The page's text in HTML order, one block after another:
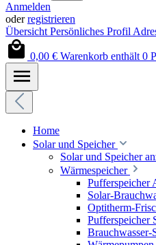
Anmelden
oderregistrieren
Übersicht Persönliches Profil
0,00 € Warenkorb enthält 0
Home
Solar und Speicher
Solar und Speicher
Wärmespeicher
Pufferspeicher
Solar-
Optitherm-
Pufferspeicher
Brauchwasser-